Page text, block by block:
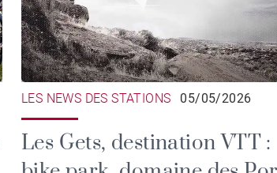
LES NEWS DES STATIONS 05/05/2026
Les Gets, destination VTT :